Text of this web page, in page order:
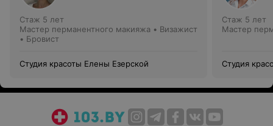
Стаж 5 лет
Мастер перманентного макияжа • Визажист
• Бровист
Студия красоты Елены Езерской
Стаж 5 лет
Мастер
Студия